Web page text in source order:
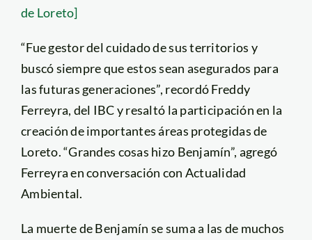
de Loreto]
“Fue gestor del cuidado de sus territorios y
buscó siempre que estos sean asegurados para
las futuras generaciones”, recordó Freddy
Ferreyra, del IBC y resaltó la participación en la
creación de importantes áreas protegidas de
Loreto. “Grandes cosas hizo Benjamín”, agregó
Ferreyra en conversación con Actualidad
Ambiental.
La muerte de Benjamín se suma a las de muchos